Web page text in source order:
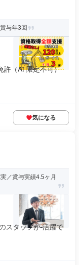
与年3回
許（AT限定不可）
気になる
／賞与実績4.5ヶ月
スタッフが 活躍で